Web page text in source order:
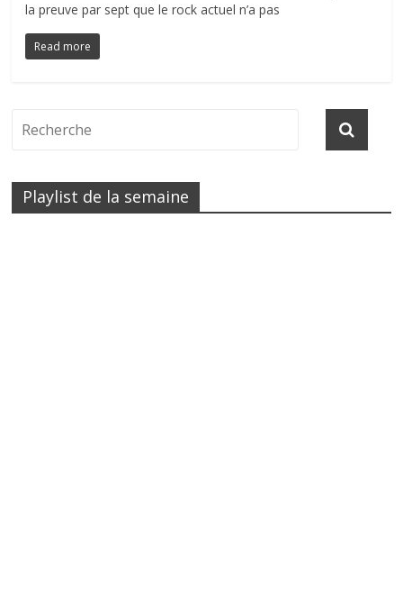
la preuve par sept que le rock actuel n’a pas
Read more
Playlist de la semaine